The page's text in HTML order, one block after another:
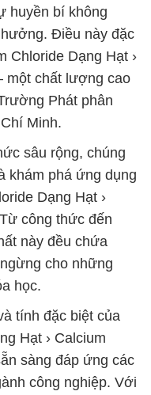
huyền bí không
Điều này đặc
Chloride Dạng Hạt ›
một chất lượng cao
Phát phân
Minh.
sâu rộng, chúng
khám phá ứng dụng
Dạng Hạt ›
công thức đến
này đều chứa
cho những
học.
tính đặc biệt của
Hạt › Calcium
sàng đáp ứng các
công nghiệp. Với